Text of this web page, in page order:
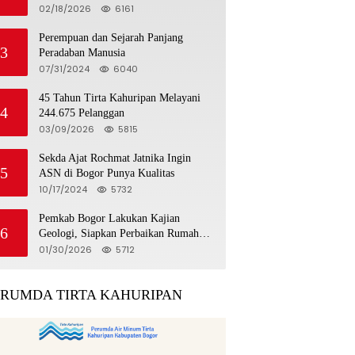
Luncurkan Tropicana Slim Beras
02/18/2026 6161
3
Perempuan dan Sejarah Panjang
Peradaban Manusia
07/31/2024 6040
4
45 Tahun Tirta Kahuripan Melayani
244.675 Pelanggan
03/09/2026 5815
5
Sekda Ajat Rochmat Jatnika Ingin
ASN di Bogor Punya Kualitas
10/17/2024 5732
6
Pemkab Bogor Lakukan Kajian
Geologi, Siapkan Perbaikan Rumah
Korban Pergeseran Tanah
01/30/2026 5712
TIRTA KAHURIPAN